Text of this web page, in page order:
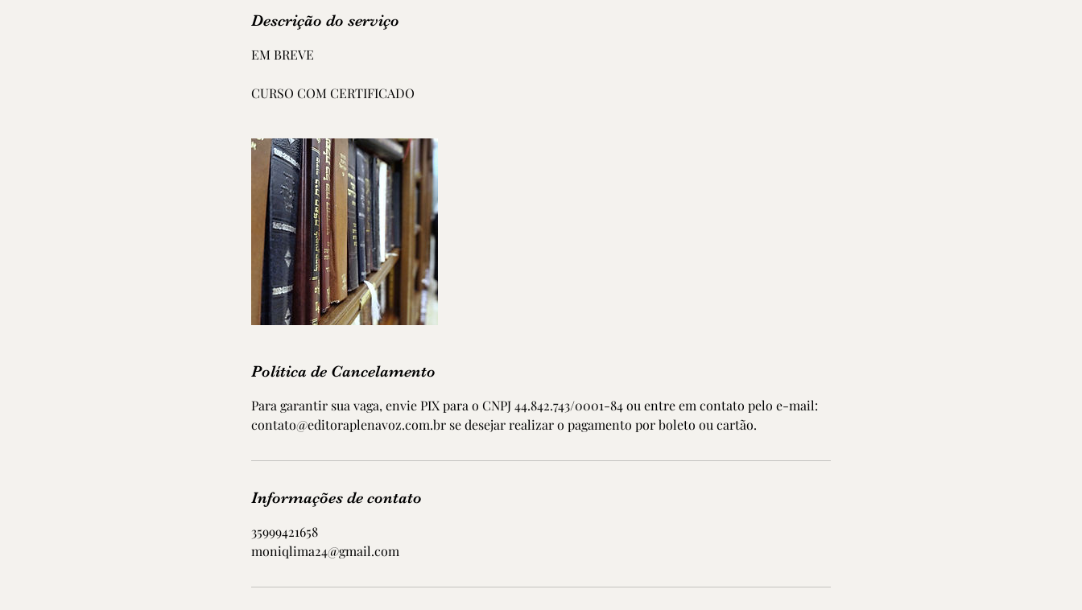
e
d
Descrição do serviço
EM BREVE
CURSO COM CERTIFICADO
Política de Cancelamento
Para garantir sua vaga, envie PIX para o CNPJ 44.842.743/0001-84 ou entre em contato pelo e-mail:
contato@editoraplenavoz.com.br se desejar realizar o pagamento por boleto ou cartão.
Informações de contato
35999421658
moniqlima24@gmail.com